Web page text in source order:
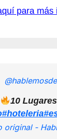
para más
10
#hoteleria
-